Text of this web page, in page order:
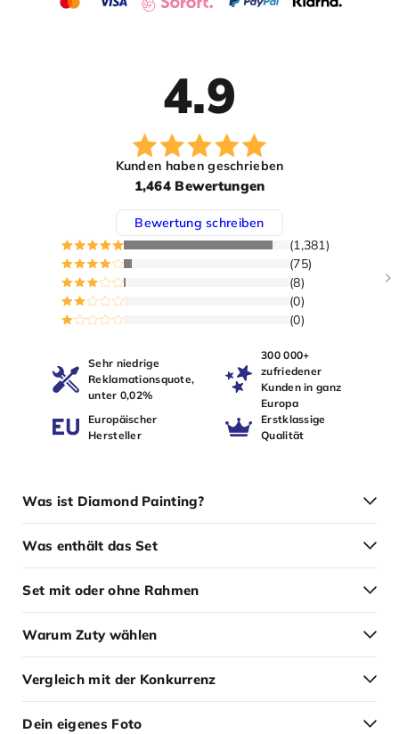
4.9
Kunden haben geschrieben
1,464 Bewertungen
Bewertung schreiben
(1,381)
(75)
(8)
(0)
(0)
Sehr niedrige
Reklamationsquote,
unter 0,02%
300 000+
zufriedener
Kunden in ganz
Europa
Europäischer
Hersteller
Erstklassige
Qualität
Was ist Diamond Painting?
Was enthält das Set
Set mit oder ohne Rahmen
Warum Zuty wählen
Vergleich mit der Konkurrenz
Dein eigenes Foto